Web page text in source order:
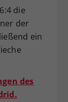
die
der
ein
des